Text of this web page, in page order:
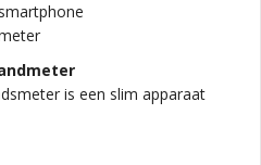
is een slim apparaat